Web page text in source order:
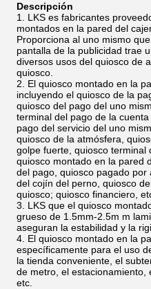
Descripción
LKS es fabricantes
montados en la pared del
Proporciona al uno mismo
pantalla de la publicidad trae
diversos usos del quiosco de
quiosco.
El quiosco montado en la
incluyendo el quiosco de la
quiosco del pago del uno
terminal del pago de la
pago del servicio del uno
quiosco de la atmósfera,
golpe fuerte, quiosco terminal
quiosco montado en la pared
del pago, quiosco pagado
del cojín del perno, quiosco
quiosco; quiosco financiero,
LKS que el quiosco
grueso de 1.5mm-2.5m m
aseguran la estabilidad y la
El quiosco montado en la
específicamente para el uso
la tienda conveniente, el
de metro, el estacionamiento,
etc.